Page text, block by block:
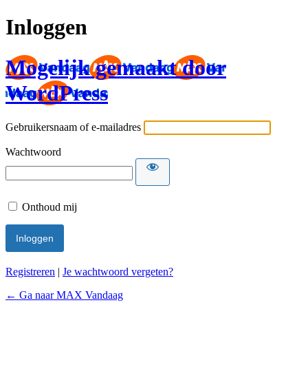
Inloggen
Mogelijk gemaakt door
WordPress
Gebruikersnaam of e-mailadres
Wachtwoord
Onthoud mij
Registreren | Je wachtwoord vergeten?
← Ga naar MAX Vandaag